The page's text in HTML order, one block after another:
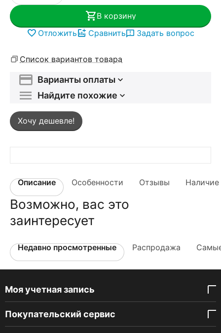
В корзину
Отложить
Сравнить Задать вопрос
Список вариантов товара
Варианты оплаты
Найдите похожие
Хочу дешевле!
Описание Особенности Отзывы Наличие
Возможно, вас это
заинтересует
Недавно просмотренные Распродажа
Моя учетная запись
Покупательский сервис